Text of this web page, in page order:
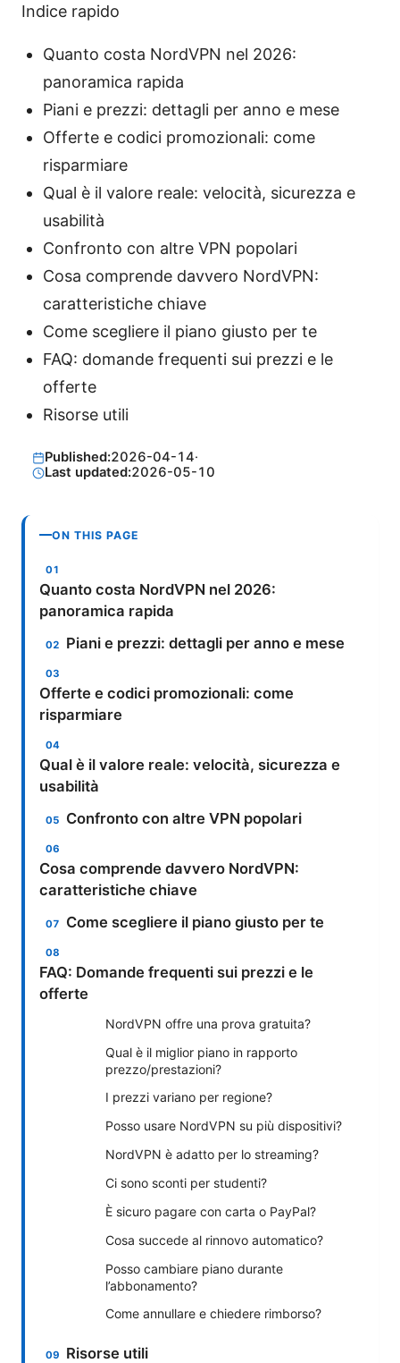
Indice rapido
Quanto costa NordVPN nel 2026:
panoramica rapida
Piani e prezzi: dettagli per anno e mese
Offerte e codici promozionali: come
risparmiare
Qual è il valore reale: velocità, sicurezza e
usabilità
Confronto con altre VPN popolari
Cosa comprende davvero NordVPN:
caratteristiche chiave
Come scegliere il piano giusto per te
FAQ: domande frequenti sui prezzi e le
offerte
Risorse utili
Published:2026-04-14·
Last updated:2026-05-10
ON THIS PAGE
Quanto costa NordVPN nel 2026:
panoramica rapida
Piani e prezzi: dettagli per anno e mese
Offerte e codici promozionali: come
risparmiare
Qual è il valore reale: velocità, sicurezza e
usabilità
Confronto con altre VPN popolari
Cosa comprende davvero NordVPN:
caratteristiche chiave
Come scegliere il piano giusto per te
FAQ: Domande frequenti sui prezzi e le
offerte
NordVPN offre una prova gratuita?
Qual è il miglior piano in rapporto
prezzo/prestazioni?
I prezzi variano per regione?
Posso usare NordVPN su più dispositivi?
NordVPN è adatto per lo streaming?
Ci sono sconti per studenti?
È sicuro pagare con carta o PayPal?
Cosa succede al rinnovo automatico?
Posso cambiare piano durante
l’abbonamento?
Come annullare e chiedere rimborso?
Risorse utili